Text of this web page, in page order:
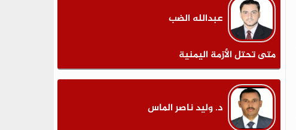
عبدالله الضب
متى تحتل الأزمة اليمنية
د. وليد ناصر الماس